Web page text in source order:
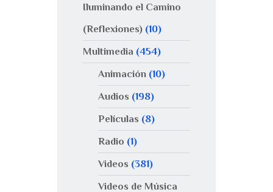
Iluminando el Camino
(Reflexiones) (10)
Multimedia (454)
Animación(10)
Audios (198)
Películas (8)
Radio (1)
Videos (381)
Videos de Música